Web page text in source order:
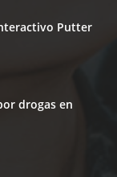
Putter
drogas en